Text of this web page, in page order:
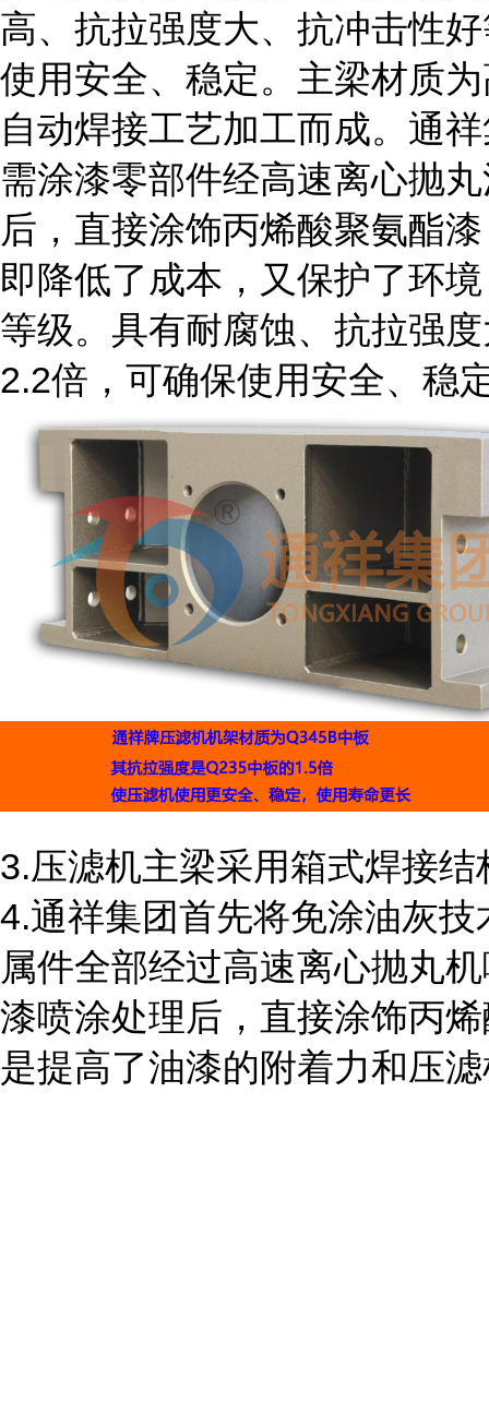
高、抗拉强度大、抗冲击性
使用安全、稳定。主梁材质
自动焊接工艺加工而成。通
需涂漆零部件经高速离心抛
后，直接涂饰丙烯酸聚氨酯
即降低了成本，又保护了环
等级。具有耐腐蚀、抗拉强
2.2倍，可确保使用安全、稳
3.压滤机主梁采用箱式焊接
4.通祥集团首先将免涂油灰技
属件全部经过高速离心抛丸
漆喷涂处理后，直接涂饰丙
是提高了油漆的附着力和压